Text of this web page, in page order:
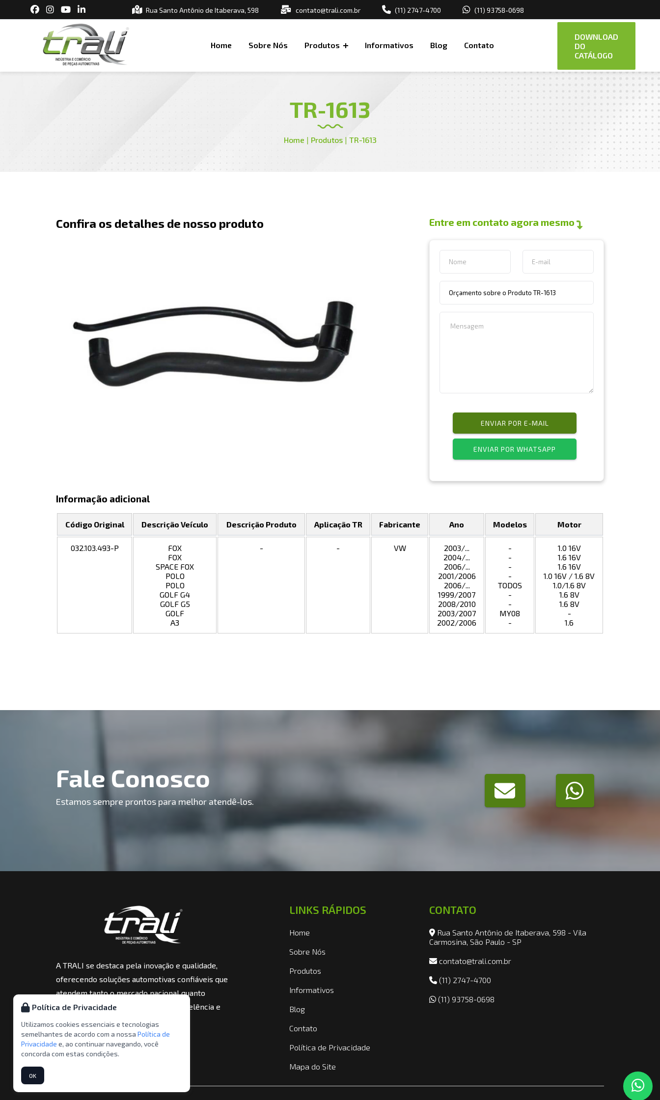
Rua Santo Antônio de Itaberava, 598 contato@trali.com.br (11) 2747-4700 (11) 93758-0698
Home Sobre Nós Produtos Informativos Blog Contato
DOWNLOAD
DO
CATÁLOGO
TR-1613
Home | Produtos| TR-1613
Confira os detalhes de nosso produto Entre em contato agora mesmo
ENVIAR POR E-MAIL
ENVIAR POR WHATSAPP
Informação adicional
Código Original Descrição Veículo Descrição Produto Aplicação TR Fabricante Ano Modelos Motor
032.103.493-P
FOX
FOX
SPACE FOX
POLO
POLO
GOLF G4
GOLF G5
GOLF
A3
- - VW
2003/...
2004/...
2006/...
2001/2006
2006/...
1999/2007
2008/2010
2003/2007
2002/2006
-
-
-
-
TODOS
-
-
MY08
-
1.0 16V
1.6 16V
1.6 16V
1.0 16V / 1.6 8V
1.0/1.6 8V
1.6 8V
1.6 8V
-
1.6
Fale Conosco
Estamos sempre prontos para melhor atendê-los.
A TRALI se destaca pela inovação e qualidade,
oferecendo soluções automotivas confiáveis que
atendem tanto o mercado nacional quanto
internacional, sempre garantindo excelência e
performance em cada produto.
LINKS RÁPIDOS
Home
Sobre Nós
Produtos
Informativos
Blog
Contato
Política de Privacidade
Mapa do Site
CONTATO
Rua Santo Antônio de Itaberava, 598 - Vila
Carmosina, São Paulo - SP
contato@trali.com.br
(11) 2747-4700
(11) 93758-0698
Política de Privacidade
Utilizamos cookies essenciais e tecnologias
semelhantes de acordo com a nossa Política de
Privacidade e, ao continuar navegando, você
concorda com estas condições.
OK